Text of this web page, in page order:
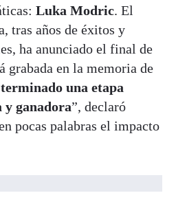
Luka Modric. El
tras años de éxitos y
ha anunciado el final de
grabada en la memoria de
una etapa
ganadora”, declaró
pocas palabras el impacto